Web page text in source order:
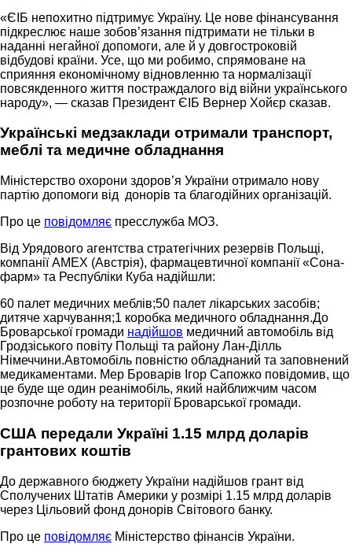
«ЄІБ непохитно підтримує Україну. Це нове фінансування
підкреслює наше зобов’язання підтримати не тільки в
наданні негайної допомоги, але й у довгостроковій
відбудові країни. Усе, що ми робимо, спрямоване на
сприяння економічному відновленню та нормалізації
повсякденного життя постраждалого від війни українського
народу», — сказав Президент ЄІБ Вернер Хойєр сказав.
Українські медзаклади отримали транспорт,
меблі та медичне обладнання
Міністерство охорони здоров’я України отримало нову
партію допомоги від донорів та благодійних організацій.
Про це повідомляє пресслужба МОЗ.
Від Урядового агентства стратегічних резервів Польщі,
компанії AMEX (Австрія), фармацевтичної компанії «Сона-
фарм» та Республіки Куба надійшли:
60 палет медичних меблів;50 палет лікарських засобів;
дитяче харчування;1 коробка медичного обладнання.До
Броварської громади надійшов медичний автомобіль від
Гродзіського повіту Польщі та району Лан-Ділль
Німеччини.Автомобіль повністю обладнаний та заповнений
медикаментами. Мер Броварів Ігор Сапожко повідомив, що
це буде ще один реанімобіль, який найближчим часом
розпочне роботу на території Броварської громади.
США передали Україні 1.15 млрд доларів
грантових коштів
До державного бюджету України надійшов грант від
Сполучених Штатів Америки у розмірі 1.15 млрд доларів
через Цільовий фонд донорів Світового банку.
Про це повідомляє Міністерство фінансів України.